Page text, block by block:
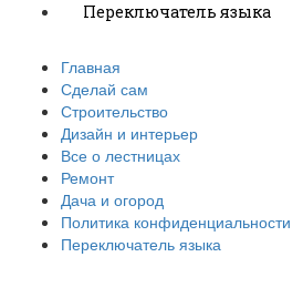
Переключатель языка
Главная
Сделай сам
Строительство
Дизайн и интерьер
Все о лестницах
Ремонт
Дача и огород
Политика конфиденциальности
Переключатель языка